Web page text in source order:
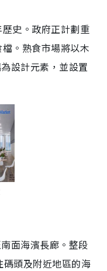
史。政府正計劃重
。熟食市場將以木
設計元素，並設置
面海濱長廊。整段
頭及附近地區的海